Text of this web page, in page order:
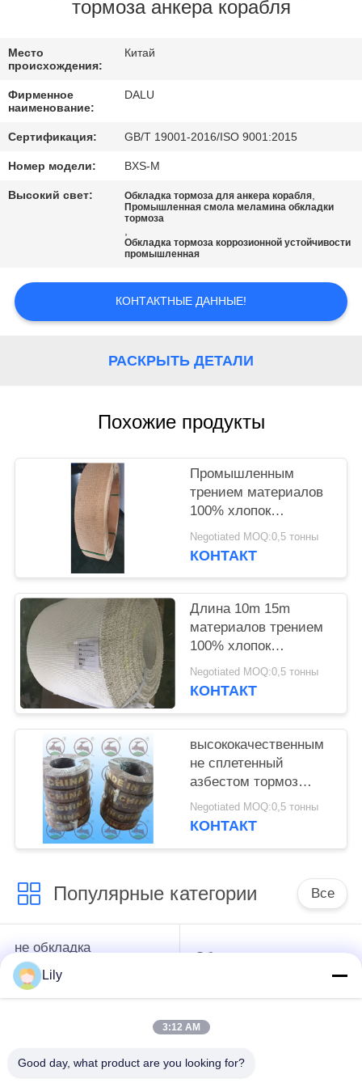
КАЧЕСТВА
СВЯЖИТЕСЬ
МЫ
СПРОСИТЕ
ЦИТАТУ
PRIVACY
POLICY
тормоза анкера корабля
Место
происхождения:
Китай
Фирменное
наименование:
DALU
Сертификация: GB/T 19001-2016/ISO 9001:2015
Номер модели: BXS-M
Высокий свет: Обкладка тормоза для анкера корабля,
Промышленная смола меламина обкладки
тормоза
,
Обкладка тормоза коррозионной устойчивости
промышленная
КОНТАКТНЫЕ ДАННЫЕ!
РАСКРЫТЬ ДЕТАЛИ
Похожие продукты
Промышленным
трением материалов
100% хлопок
обкладки тормоза не
сплетенное азбестом
Negotiated MOQ:0,5 тонны
КОНТАКТ
Длина 10m 15m
материалов трением
100% хлопок
промышленная 20m
доступная
Negotiated MOQ:0,5 тонны
КОНТАКТ
высококачественным
не сплетенный
азбестом тормоз
брашпиля диапазона
тормоза обкладки
Negotiated MOQ:0,5 тонны
КОНТАКТ
Популярные категории Все
не обкладка
тормоза сплетенная
азбестом
Обкладка тормоза
Промышленная
Lily
3:12 AM
Good day, what product are you looking for?